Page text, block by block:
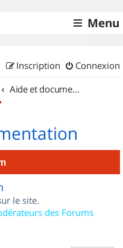
Menu
Connexion
Inscription
Aide et documentation
le site.
des Forums